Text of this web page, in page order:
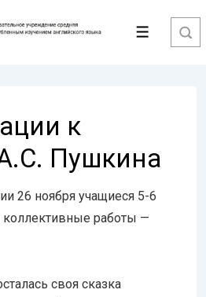
Меню
к
Пушкина
26 ноября учащиеся 5-6
коллективные работы —
своя сказка